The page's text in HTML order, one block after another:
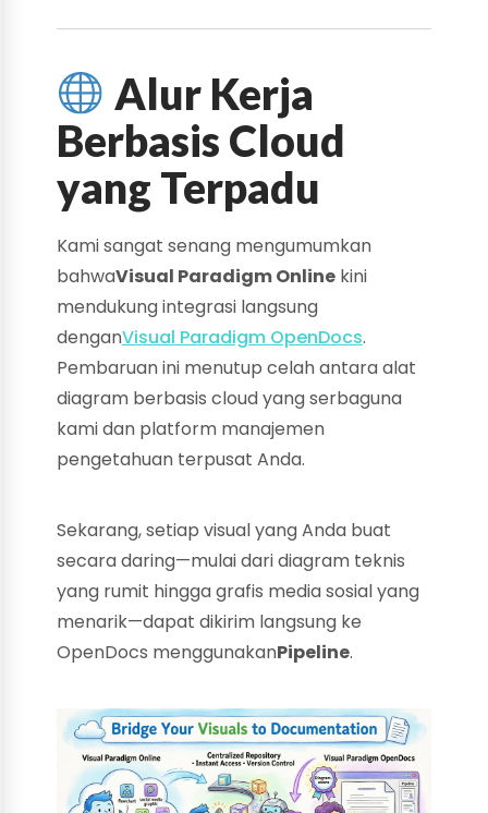
Alur Kerja
Berbasis Cloud
yang Terpadu
Kami sangat senang mengumumkan
bahwaVisual Paradigm Onlinekini
mendukung integrasi langsung
denganVisual Paradigm OpenDocs.
Pembaruan ini menutup celah antara alat
diagram berbasis cloud yang serbaguna
kami dan platform manajemen
pengetahuan terpusat Anda.
Sekarang, setiap visual yang Anda buat
secara daring—mulai dari diagram teknis
yang rumit hingga grafis media sosial yang
menarik—dapat dikirim langsung ke
OpenDocs menggunakanPipeline.